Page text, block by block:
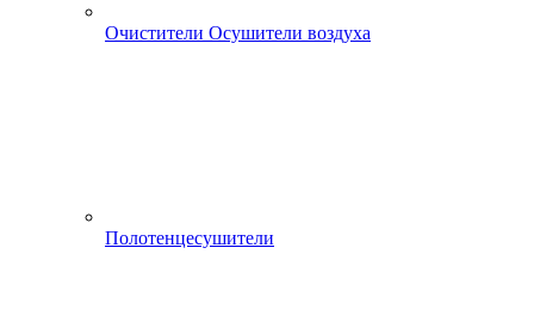
Очистители Осушители воздуха
Полотенцесушители